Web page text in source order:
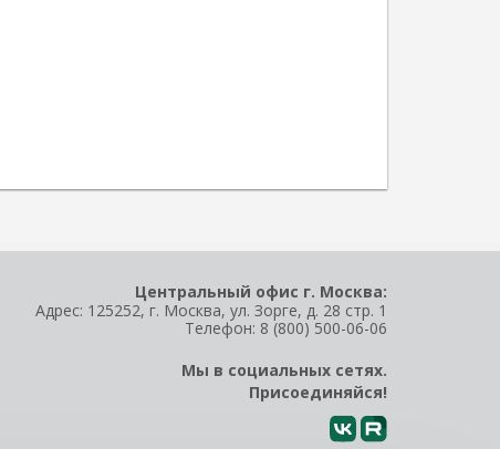
Центральный офис г. Москва:
Адрес: 125252, г. Москва, ул. Зорге, д. 28 стр. 1
Телефон: 8 (800) 500-06-06
Мы в социальных сетях.
Присоединяйся!